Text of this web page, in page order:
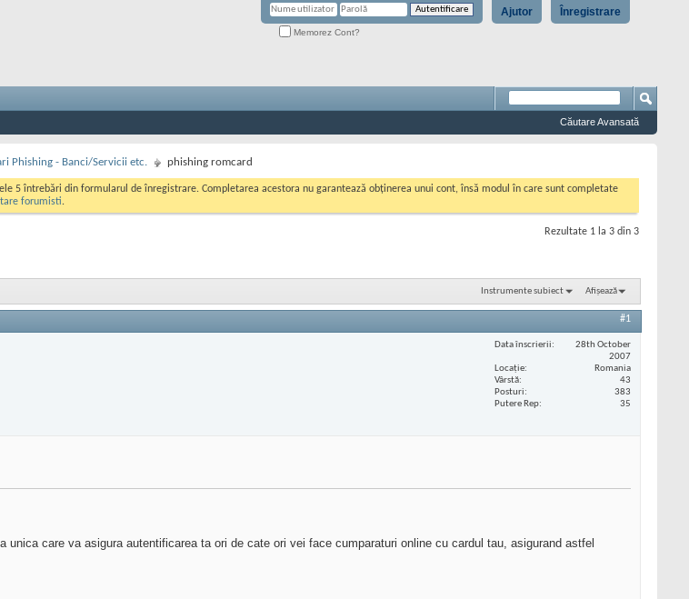
Înregistrare
Ajutor
Memorez Cont?
Căutare Avansată
Phishing - Banci/Servicii etc. phishing romcard
5 întrebări din formularul de înregistrare. Completarea acestora nu garantează obținerea unui cont, însă modul în care sunt completate
forumisti.
Rezultate 1 la 3 din 3
Instrumente subiect Afișează
#1
Data înscrierii
28th October
2007
Locaţie
Romania
Vârstă
43
Posturi
383
Putere Rep
35
care va asigura autentificarea ta ori de cate ori vei face cumparaturi online cu cardul tau, asigurand astfel